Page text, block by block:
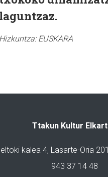
laguntzaz.
Hizkuntza:EUSKARA
Ttakun Kultur
kalea 4, Lasarte-Oria
943 37 14 48